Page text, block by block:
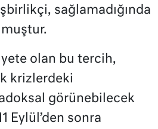
sağlamadığında
olan bu tercih,
krizlerdeki
görünebilecek
Eylül’den sonra